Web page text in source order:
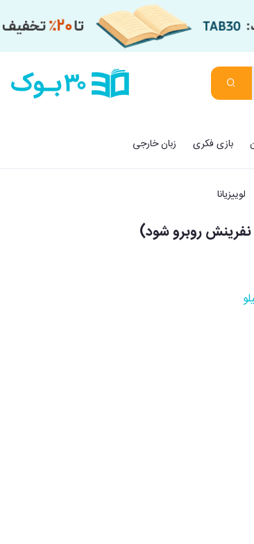
بازی فکری زبان خارجی
لوییزیانا
نفرینش روبرو شود)